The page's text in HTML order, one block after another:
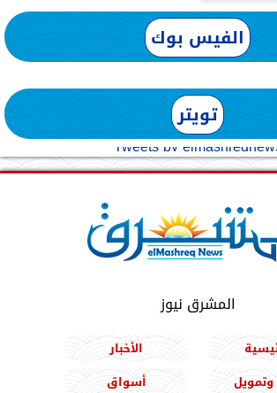
الفيس بوك
تويتر
Tweets by
المشرق نيوز
الأخبار
أسواق